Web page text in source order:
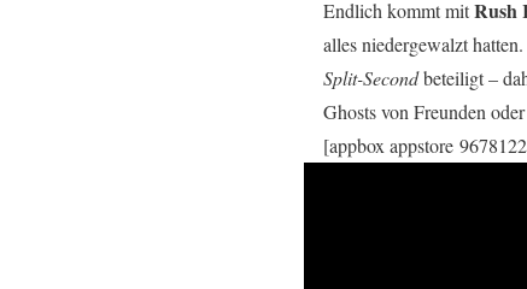
Endlich kommt mitRush
alles niedergewalzt
Split-Secondbeteiligt –
Ghosts von Freunden
[appbox appstore